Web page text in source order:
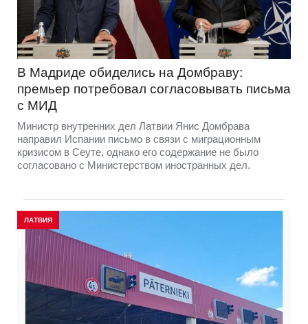
В Мадриде обиделись на Домбраву:
премьер потребовал согласовывать письма
с МИД
Министр внутренних дел Латвии Янис Домбрава
направил Испании письмо в связи с миграционным
кризисом в Сеуте, однако его содержание не было
согласовано с Министерством иностранных дел.
ЛАТВИЯ